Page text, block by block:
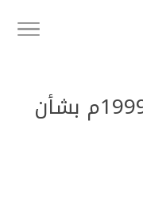
قانون رقم (31) لسنة 1999م بشأن